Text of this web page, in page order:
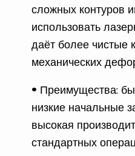
сложных контуров
использовать
даёт более чистые
механических
Преимущества:
низкие начальные
высокая
стандартных